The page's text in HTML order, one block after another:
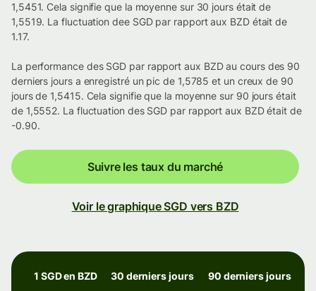
1,5451. Cela signifie que la moyenne sur 30 jours était de
1,5519. La fluctuation dee SGD par rapport aux BZD était de
1.17.
La performance des SGD par rapport aux BZD au cours des 90
derniers jours a enregistré un pic de 1,5785 et un creux de 90
jours de 1,5415. Cela signifie que la moyenne sur 90 jours était
de 1,5552. La fluctuation des SGD par rapport aux BZD était de
-0.90.
Suivre les taux du marché
Voir le graphique SGD vers BZD
1 SGD en BZD 30 derniers jours 90 derniers jours